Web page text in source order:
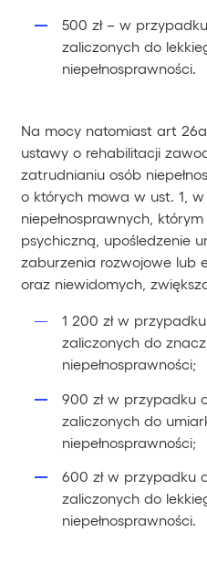
500 zł – w
zaliczonych do
niepełnosprawności.
Na mocy natomiast art
ustawy o rehabilitacji
zatrudnianiu osób
o których mowa w ust. 1,
niepełnosprawnych,
psychiczną, upośledzenie
zaburzenia rozwojowe lub
oraz niewidomych,
1 200 zł w
zaliczonych do
niepełnosprawności;
900 zł w przypadku
zaliczonych do
niepełnosprawności;
600 zł w przypadku
zaliczonych do
niepełnosprawności.